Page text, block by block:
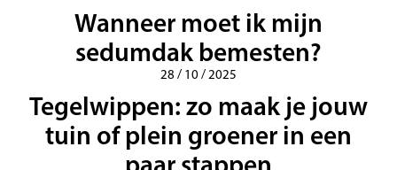
Wanneer moet ik mijn
sedumdak bemesten?
28 / 10 / 2025
Tegelwippen: zo maak je jouw
tuin of plein groener in een